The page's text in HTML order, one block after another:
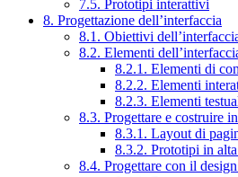
7.5. Prototipi interattivi
8. Progettazione dell’interfaccia
8.1. Obiettivi
8.2. Elementi
8.2.1. Elementi di
8.2.2. Elementi
8.2.3. Elementi
8.3. Progettare e costruire
8.3.1. Layout di
8.3.2. Prototipi in
8.4. Progettare con il